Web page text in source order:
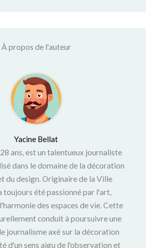
À propos de l'auteur
Yacine Bellat
ans, est un talentueux journaliste
dans le domaine de la décoration
du design. Originaire de la Ville
toujours été passionné par l'art,
des espaces de vie. Cette
conduit à poursuivre une
journalisme axé sur la décoration
d'un sens aigu de l'observation et